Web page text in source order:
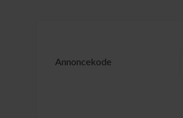
Annoncekode